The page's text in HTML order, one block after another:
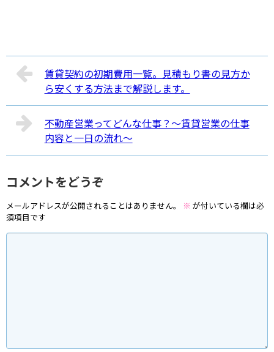
賃貸契約の初期費用一覧。見積もり書の見方か
ら安くする方法まで解説します。
不動産営業ってどんな仕事？～賃貸営業の仕事
内容と一日の流れ～
コメントをどうぞ
メールアドレスが公開されることはありません。 ※ が付いている欄は必
須項目です